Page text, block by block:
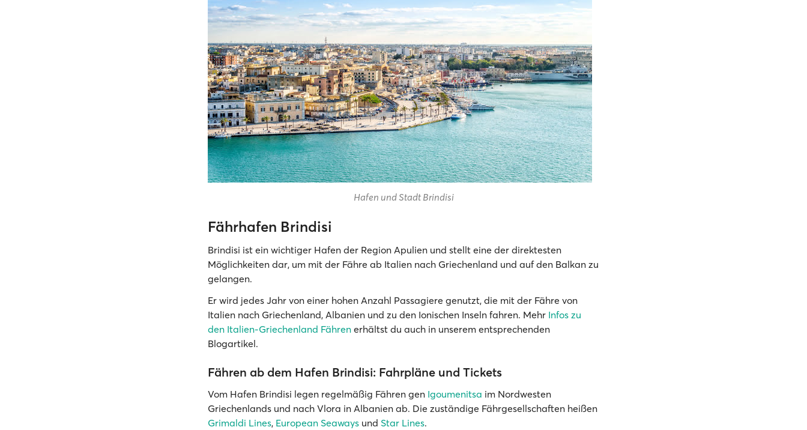
Hafen und Stadt Brindisi
Fährhafen Brindisi
Brindisi ist ein wichtiger Hafen der Region Apulien und stellt eine der direktesten
Möglichkeiten dar, um mit der Fähre ab Italien nach Griechenland und auf den Balkan zu
gelangen.
Er wird jedes Jahr von einer hohen Anzahl Passagiere genutzt, die mit der Fähre von
Italien nach Griechenland, Albanien und zu den Ionischen Inseln fahren. Mehr Infos zu
den Italien-Griechenland Fähren erhältst du auch in unserem entsprechenden
Blogartikel.
Fähren ab dem Hafen Brindisi: Fahrpläne und Tickets
Vom Hafen Brindisi legen regelmäßig Fähren gen Igoumenitsa im Nordwesten
Griechenlands und nach Vlora in Albanien ab. Die zuständige Fährgesellschaften heißen
Grimaldi Lines, European Seaways und Star Lines.